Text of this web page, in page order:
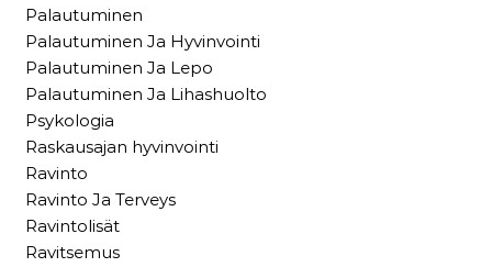
Palautuminen
Palautuminen Ja Hyvinvointi
Palautuminen Ja Lepo
Palautuminen Ja Lihashuolto
Psykologia
Raskausajan hyvinvointi
Ravinto
Ravinto Ja Terveys
Ravintolisät
Ravitsemus